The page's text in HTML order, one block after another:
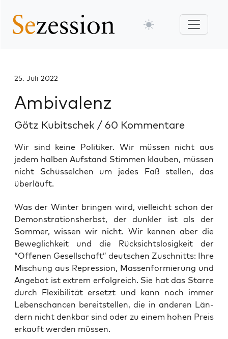
25. Juli 2022
Ambivalenz
Götz Kubitschek / 60 Kommentare
Wir sind keine Politiker. Wir müssen nicht aus
jedem halben Aufstand Stimmen klauben, müssen
nicht Schüsselchen um jedes Faß stellen, das
überläuft.
Was der Win­ter brin­gen wird, viel­leicht schon der
Demons­tra­ti­ons­herbst, der dunk­ler ist als der
Som­mer, wis­sen wir nicht. Wir ken­nen aber die
Beweg­lich­keit und die Rück­sichts­lo­sig­keit der
“Offe­nen Gesell­schaft” deut­schen Zuschnitts: Ihre
Mischung aus Repres­si­on, Mas­sen­for­mie­rung und
Ange­bot ist extrem erfolg­reich. Sie hat das Star­re
durch Fle­xi­bi­li­tät ersetzt und kann noch immer
Lebens­chan­cen bereit­stel­len, die in ande­ren Län­
dern nicht denk­bar sind oder zu einem hohen Preis
erkauft wer­den müssen.